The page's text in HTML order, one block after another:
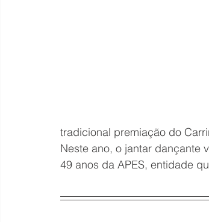
tradicional premiação do
Neste ano, o jantar dançante
49 anos da APES, entidade